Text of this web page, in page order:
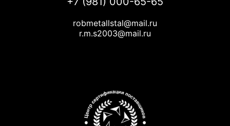
robmetallstal@mail.ru
r.m.s2003@mail.ru